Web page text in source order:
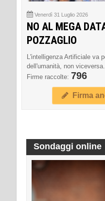
Venerdì 31 Luglio 2026
NO AL MEGA
POZZAGLIO
L'intelligenza Artificiale va
dell'umanità, non viceversa.
Firme raccolte: 796
Firma
Sondaggi online